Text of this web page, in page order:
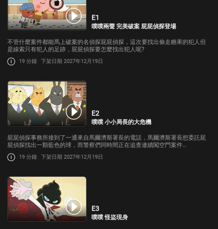
E1
噗噗兩聲 完美破案 屁屁偵探登場
不管什麼案件都能馬上破案的名偵探屁屁偵探，這次要找出偷走糖果的犯人但
是線索只有犯人的足跡，屁屁偵探要怎麼找出犯人呢?
19 分鐘 下架日期 2027年12月19日
E2
噗噗 小小局長的大危機
屁屁偵探事務所接到了一通來自馬爾濟斯署長的電話，馬爾濟斯署長想委託屁
屁偵探找出一顆藍色的球，而警察們同時間正在追查連續闖空門案件…
19 分鐘 下架日期 2027年12月19日
E3
噗噗 怪盜現身